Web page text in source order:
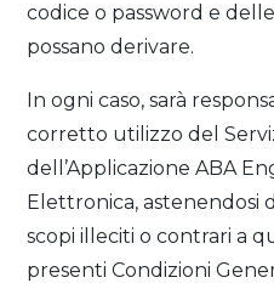
codice o password e
possano derivare.
In ogni caso, sarà
corretto utilizzo del
dell’Applicazione ABA
Elettronica, astenendosi
scopi illeciti o contrari a
presenti Condizioni